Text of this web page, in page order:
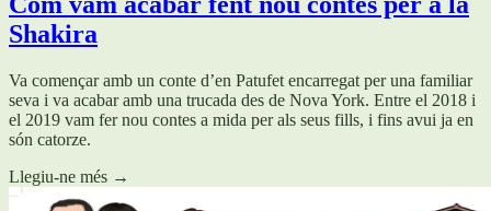
Shakira
Va començar amb un conte d’en Patufet encarregat per una familiar
seva i va acabar amb una trucada des de Nova York. Entre el 2018 i
el 2019 vam fer nou contes a mida per als seus fills, i fins avui ja en
són catorze.
Llegiu-ne més →